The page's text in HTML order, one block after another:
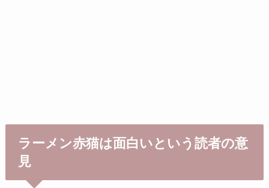
ラーメン赤猫は面白いという読者の意
見